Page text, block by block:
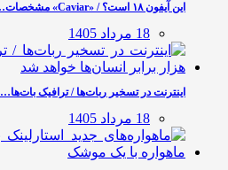
این آیفون ۱۸ است؟ / «Caviar» مشخصات…
18 مرداد 1405
اینترنت در تسخیر ربات‌ها / ترافیک بات‌ها…
18 مرداد 1405